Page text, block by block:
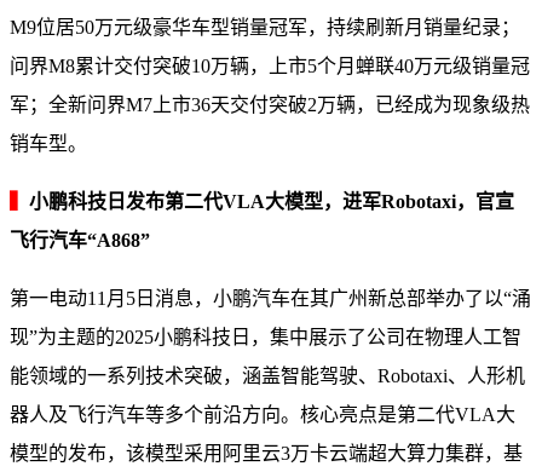
M9位居50万元级豪华车型销量冠军，持续刷新月销量纪录；
问界M8累计交付突破10万辆，上市5个月蝉联40万元级销量冠
军；全新问界M7上市36天交付突破2万辆，已经成为现象级热
销车型。
小鹏科技日发布第二代VLA大模型，进军Robotaxi，官宣
飞行汽车“A868”
第一电动11月5日消息，小鹏汽车在其广州新总部举办了以“涌
现”为主题的2025小鹏科技日，集中展示了公司在物理人工智
能领域的一系列技术突破，涵盖智能驾驶、Robotaxi、人形机
器人及飞行汽车等多个前沿方向。核心亮点是第二代VLA大
模型的发布，该模型采用阿里云3万卡云端超大算力集群，基